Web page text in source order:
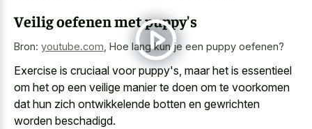
Veilig oefenen met puppy's
Bron: youtube.com Hoe lang kun je een puppy oefenen?
Exercise is cruciaal voor puppy's, maar het is essentieel
om het op een veilige manier te doen om te voorkomen
dat hun zich ontwikkelende botten en gewrichten
worden beschadigd.